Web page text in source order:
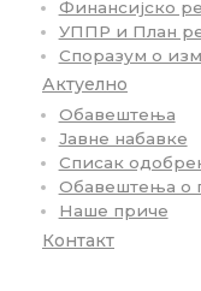
Финансијско
УППР и План
Споразум о
Актуелно
Обавештења
Јавне набавке
Списак
Обавештења о
Наше приче
Контакт